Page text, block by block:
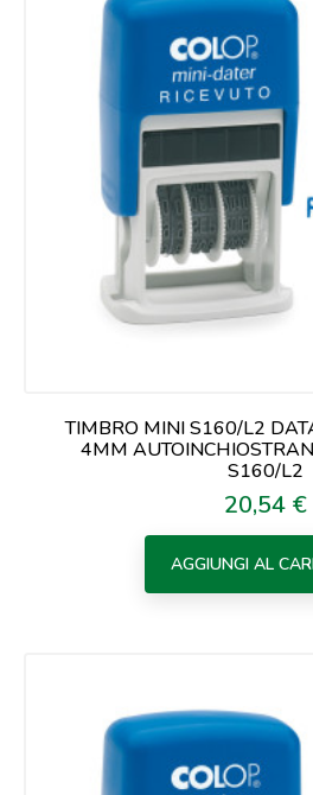
TIMBRO MINI S160/L2
4MM
S160/L2
Prezzo
20,54 €
AGGIUNGI AL